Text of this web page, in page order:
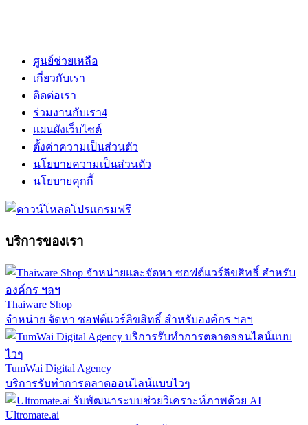
ศูนย์ช่วยเหลือ
เกี่ยวกับเรา
ติดต่อเรา
ร่วมงานกับเรา4
แผนผังเว็บไซต์
ตั้งค่าความเป็นส่วนตัว
นโยบายความเป็นส่วนตัว
นโยบายคุกกี้
บริการของเรา
Thaiware Shop
จำหน่าย จัดหา ซอฟต์แวร์ลิขสิทธิ์ สำหรับองค์กร ฯลฯ
TumWai Digital Agency
บริการรับทำการตลาดออนไลน์แบบไวๆ
Ultromate.ai